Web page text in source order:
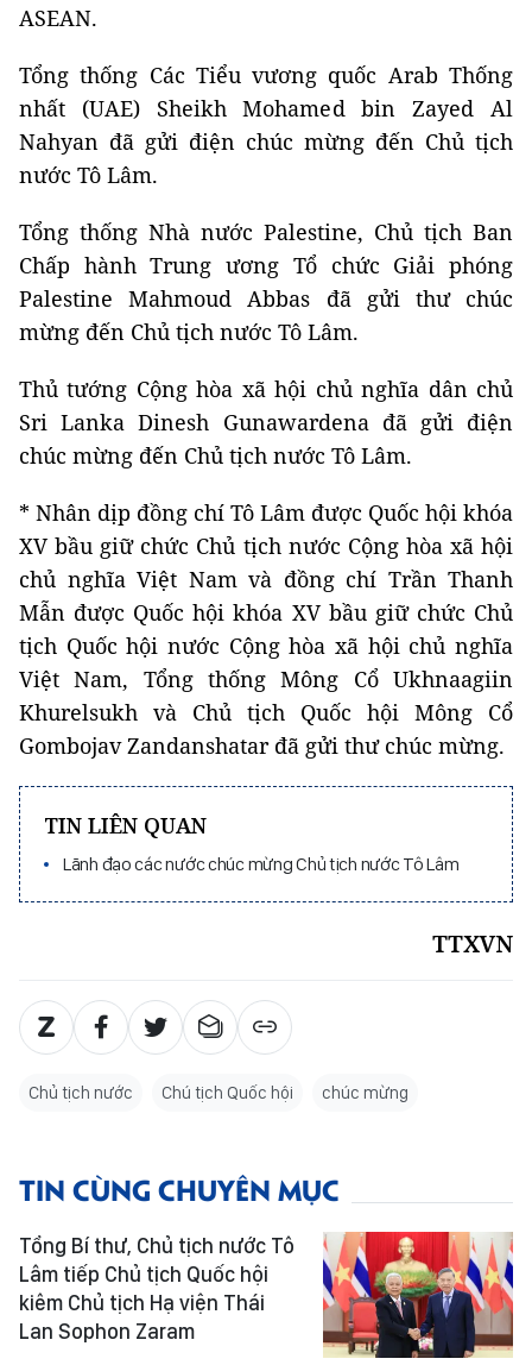
ASEAN.
Tổng thống Các Tiểu vương quốc Arab Thống
nhất (UAE) Sheikh Mohamed bin Zayed Al
Nahyan đã gửi điện chúc mừng đến Chủ tịch
nước Tô Lâm.
Tổng thống Nhà nước Palestine, Chủ tịch Ban
Chấp hành Trung ương Tổ chức Giải phóng
Palestine Mahmoud Abbas đã gửi thư chúc
mừng đến Chủ tịch nước Tô Lâm.
Thủ tướng Cộng hòa xã hội chủ nghĩa dân chủ
Sri Lanka Dinesh Gunawardena đã gửi điện
chúc mừng đến Chủ tịch nước Tô Lâm.
* Nhân dịp đồng chí Tô Lâm được Quốc hội khóa
XV bầu giữ chức Chủ tịch nước Cộng hòa xã hội
chủ nghĩa Việt Nam và đồng chí Trần Thanh
Mẫn được Quốc hội khóa XV bầu giữ chức Chủ
tịch Quốc hội nước Cộng hòa xã hội chủ nghĩa
Việt Nam, Tổng thống Mông Cổ Ukhnaagiin
Khurelsukh và Chủ tịch Quốc hội Mông Cổ
Gombojav Zandanshatar đã gửi thư chúc mừng.
TIN LIÊN QUAN
Lãnh đạo các nước chúc mừng Chủ tịch nước Tô Lâm
TTXVN
Chủ tịch nước Chú tịch Quốc hội chúc mừng
TIN CÙNG CHUYÊN MỤC
Tổng Bí thư, Chủ tịch nước Tô
Lâm tiếp Chủ tịch Quốc hội
kiêm Chủ tịch Hạ viện Thái
Lan Sophon Zaram